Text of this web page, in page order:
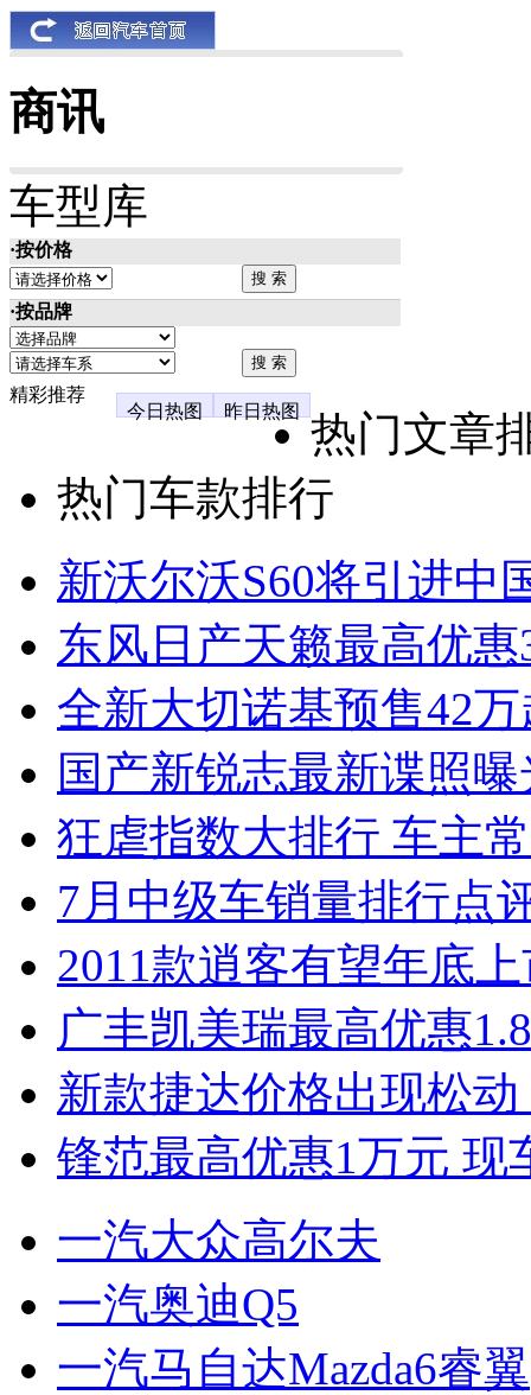
商讯
车型库
·按价格
·按品牌
精彩推荐
今日热图
昨日热图
热门文章
热门车款排行
新沃尔沃S60将引进中
东风日产天籁最高优
全新大切诺基预售42
国产新锐志最新谍照
狂虐指数大排行 车主
7月中级车销量排行点
2011款逍客有望年底
广丰凯美瑞最高优惠
新款捷达价格出现松
锋范最高优惠1万元 现
一汽大众高尔夫
一汽奥迪Q5
一汽马自达Mazda6睿翼